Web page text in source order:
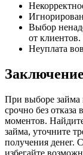
Выбор
от клиентов.
Неуплата
Заключение
При выборе займа
срочно без
моментов.
займа, уточните
получения денег.
избегайте